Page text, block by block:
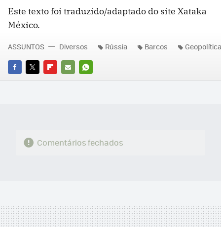
Este texto foi traduzido/adaptado do site Xataka
México.
FACEBOOK
TWITTERFLIPBOARD
E-
WHATSAPP
ASSUNTOS Diversos Rússia Barcos Geopolítica
Comentários fechados